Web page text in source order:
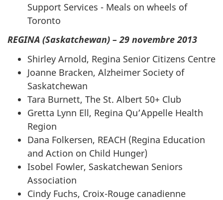
Support Services - Meals on wheels of
Toronto
REGINA (Saskatchewan) – 29 novembre 2013
Shirley Arnold, Regina Senior Citizens Centre
Joanne Bracken, Alzheimer Society of
Saskatchewan
Tara Burnett, The St. Albert 50+ Club
Gretta Lynn Ell, Regina Qu’Appelle Health
Region
Dana Folkersen, REACH (Regina Education
and Action on Child Hunger)
Isobel Fowler, Saskatchewan Seniors
Association
Cindy Fuchs, Croix-Rouge canadienne